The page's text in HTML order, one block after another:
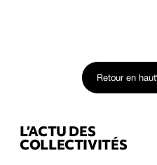
Retour en haut
L’ACTU DES
COLLECTIVITÉS